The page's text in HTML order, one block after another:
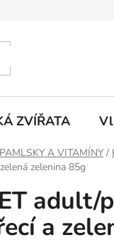
ZVÍŘATA
A VITAMÍNY /
zelenina 85g
adult/
a